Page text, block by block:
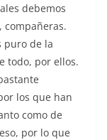
debemos
compañeras.
puro de la
todo, por ellos.
los que han
como de
por lo que